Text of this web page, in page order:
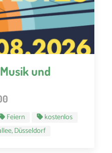
und
Feiern
kostenlos
Düsseldorf